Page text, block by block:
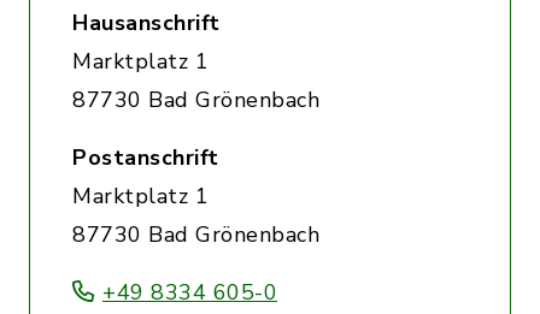
Hausanschrift
Marktplatz 1
87730 Bad Grönenbach
Postanschrift
Marktplatz 1
87730 Bad Grönenbach
+49 8334 605-0